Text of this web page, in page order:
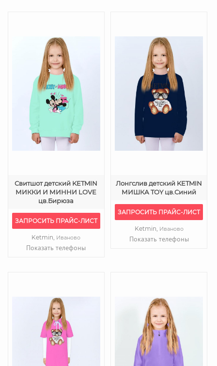
Свитшот детский KETMIN
МИККИ И МИННИ LOVE
цв.Бирюза
ЗАПРОСИТЬ ПРАЙС-ЛИСТ
Ketmin, Иваново
Показать телефоны
Лонгслив детский KETMIN
МИШКА TOY цв.Синий
ЗАПРОСИТЬ ПРАЙС-ЛИСТ
Ketmin, Иваново
Показать телефоны